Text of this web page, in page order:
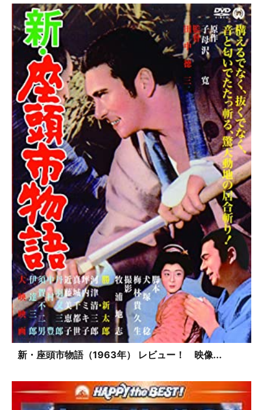
新・座頭市物語（1963年） レビュー！ 映像...